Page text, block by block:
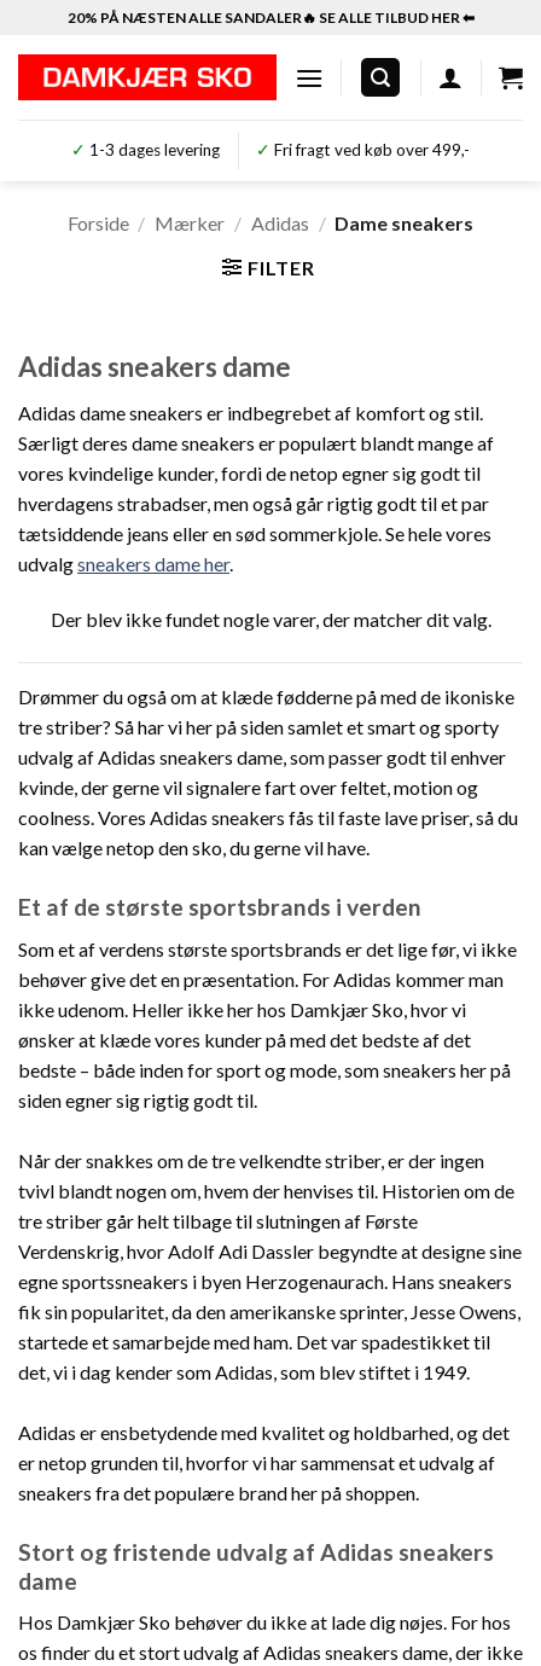
indhold
20% PÅ NÆSTEN ALLE SANDALER🔥 SE ALLE TILBUD HER ⬅︎
✓ 1-3 dages levering ✓ Fri fragt ved køb over 499,-
Forside / Mærker / Adidas / Dame sneakers
FILTER
Adidas sneakers dame
Adidas dame sneakers er indbegrebet af komfort og stil.
Særligt deres dame sneakers er populært blandt mange af
vores kvindelige kunder, fordi de netop egner sig godt til
hverdagens strabadser, men også går rigtig godt til et par
tætsiddende jeans eller en sød sommerkjole. Se hele vores
udvalgsneakers dame her.
Der blev ikke fundet nogle varer, der matcher dit valg.
Drømmer du også om at klæde fødderne på med de ikoniske
tre striber? Så har vi her på siden samlet et smart og sporty
udvalg af Adidas sneakers dame, som passer godt til enhver
kvinde, der gerne vil signalere fart over feltet, motion og
coolness. Vores Adidas sneakers fås til faste lave priser, så du
kan vælge netop den sko, du gerne vil have.
Et af de største sportsbrands i verden
Som et af verdens største sportsbrands er det lige før, vi ikke
behøver give det en præsentation. For Adidas kommer man
ikke udenom. Heller ikke her hos Damkjær Sko, hvor vi
ønsker at klæde vores kunder på med det bedste af det
bedste – både inden for sport og mode, som sneakers her på
siden egner sig rigtig godt til.
Når der snakkes om de tre velkendte striber, er der ingen
tvivl blandt nogen om, hvem der henvises til. Historien om de
tre striber går helt tilbage til slutningen af Første
Verdenskrig, hvor Adolf Adi Dassler begyndte at designe sine
egne sportssneakers i byen Herzogenaurach. Hans sneakers
fik sin popularitet, da den amerikanske sprinter, Jesse Owens,
startede et samarbejde med ham. Det var spadestikket til
det, vi i dag kender som Adidas, som blev stiftet i 1949.
Adidas er ensbetydende med kvalitet og holdbarhed, og det
er netop grunden til, hvorfor vi har sammensat et udvalg af
sneakers fra det populære brand her på shoppen.
Stort og fristende udvalg af Adidas sneakers
dame
Hos Damkjær Sko behøver du ikke at lade dig nøjes. For hos
os finder du et stort udvalg af Adidas sneakers dame, der ikke